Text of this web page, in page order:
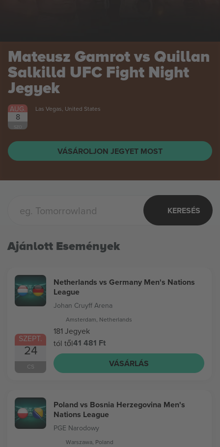
Mateusz Gamrot vs Quillan
Salkilld UFC Fight Night
Jegyek
AUG.
8
SZO
Las Vegas, United States
VÁSÁROLJON JEGYET MOST
KERESÉS
Ajánlott Események
SZEPT.
24
CS
Netherlands vs Germany Men's Nations
League
Johan Cruyff Arena
Amsterdam, Netherlands
181 Jegyek
tól től41 481 Ft
VÁSÁRLÁS
Poland vs Bosnia Herzegovina Men's
Nations League
PGE Narodowy
Warszawa, Poland